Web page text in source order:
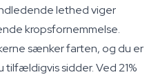
lethed viger
kropsfornemmelse.
sænker farten, og du er
sidder. Ved 21%